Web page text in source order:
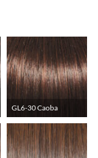
GL6-30 Caoba